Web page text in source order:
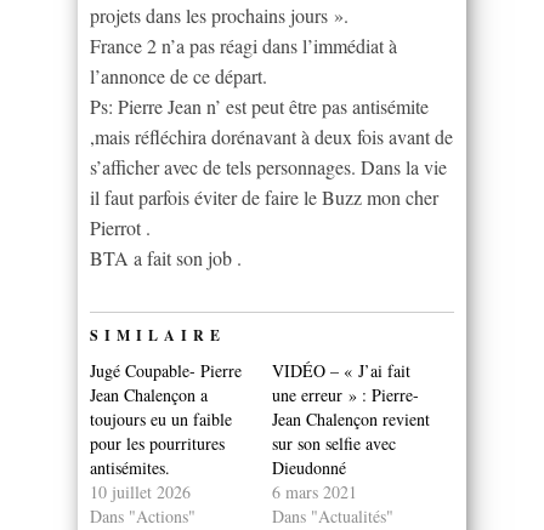
projets dans les prochains jours ».
France 2 n’a pas réagi dans l’immédiat à
l’annonce de ce départ.
Ps: Pierre Jean n’ est peut être pas antisémite
,mais réfléchira dorénavant à deux fois avant de
s’afficher avec de tels personnages. Dans la vie
il faut parfois éviter de faire le Buzz mon cher
Pierrot .
BTA a fait son job .
SIMILAIRE
Jugé Coupable- Pierre
Jean Chalençon a
toujours eu un faible
pour les pourritures
antisémites.
10 juillet 2026
Dans "Actions"
VIDÉO – « J’ai fait
une erreur » : Pierre-
Jean Chalençon revient
sur son selfie avec
Dieudonné
6 mars 2021
Dans "Actualités"